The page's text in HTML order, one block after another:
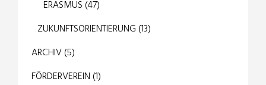
ERASMUS (47)
ZUKUNFTSORIENTIERUNG (13)
ARCHIV(5)
FÖRDERVEREIN (1)